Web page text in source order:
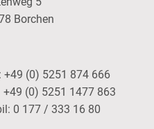
Borchen
+49 (0) 5251 874 666
+49 (0) 5251 1477 863
0 177 / 333 16 80